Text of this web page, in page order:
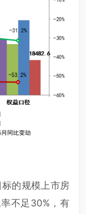
的规模上市房
不足30%，有